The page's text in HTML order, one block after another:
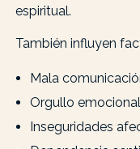
espiritual.
También influyen
Mala
Orgullo emocional
Inseguridades